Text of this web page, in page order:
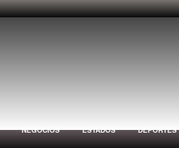
NEGOCIOS ESTADOS DEPORTES